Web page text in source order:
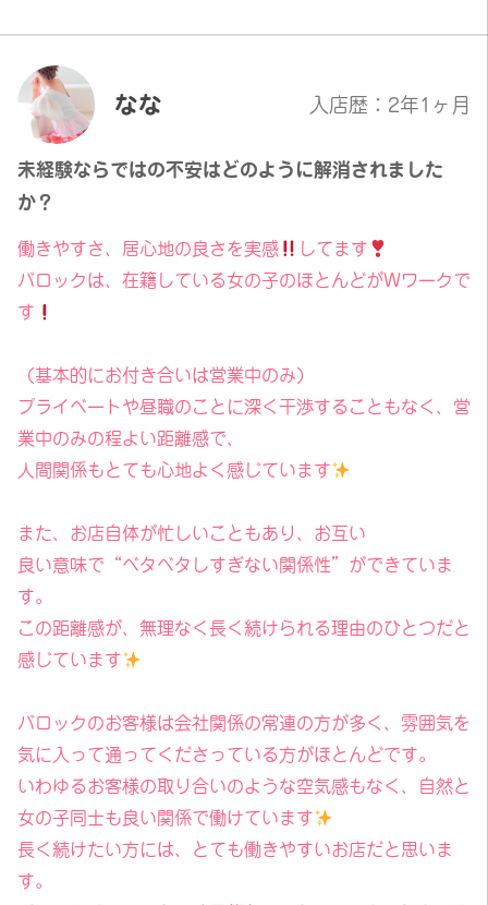
なな 入店歴：2年1ヶ月
未経験ならではの不安はどのように解消されました
か？
働きやすさ、居心地の良さを実感
してます
バロックは、在籍している女の子のほとんどがWワークで
す
（基本的にお付き合いは営業中のみ）
プライベートや昼職のことに深く干渉することもなく、営
業中のみの程よい距離感で、
人間関係もとても心地よく感じています
また、お店自体が忙しいこともあり、お互い
良い意味で“ベタベタしすぎない関係性”ができていま
す。
この距離感が、無理なく長く続けられる理由のひとつだと
感じています
バロックのお客様は会社関係の常連の方が多く、雰囲気を
気に入って通ってくださっている方がほとんどです。
いわゆるお客様の取り合いのような空気感もなく、自然と
女の子同士も良い関係で働けています
長く続けたい方には、とても働きやすいお店だと思いま
す。